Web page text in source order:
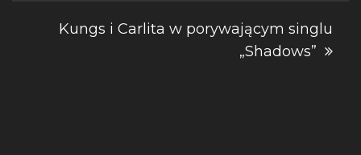
Kungs i Carlita w porywającym singlu
„Shadows”